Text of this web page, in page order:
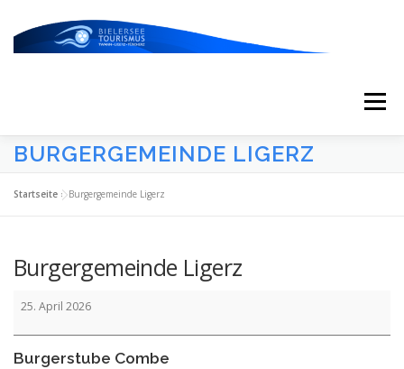
Menü
ESSEN/TRINKEN/SCHLAFEN
BURGERGEMEINDE LIGERZ
Startseite »Burgergemeinde Ligerz
Burgergemeinde Ligerz
Burgergemeinde
25. April 2026
Burgerstube Combe